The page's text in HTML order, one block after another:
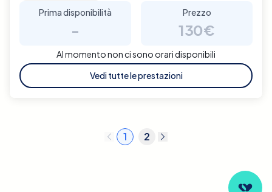
Prima disponibilità
-
Prezzo
130€
Al momento non ci sono orari disponibili
Vedi tutte le prestazioni
1 2